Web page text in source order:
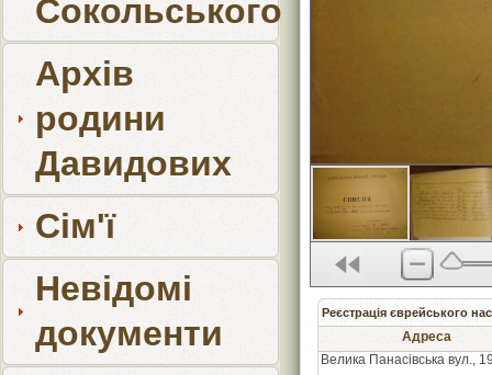
Сокольського
Архів
родини
Давидових
Сім'ї
Невідомі
документи
Реєстрація єврейського
Адреса
Велика Панасівська вул.,